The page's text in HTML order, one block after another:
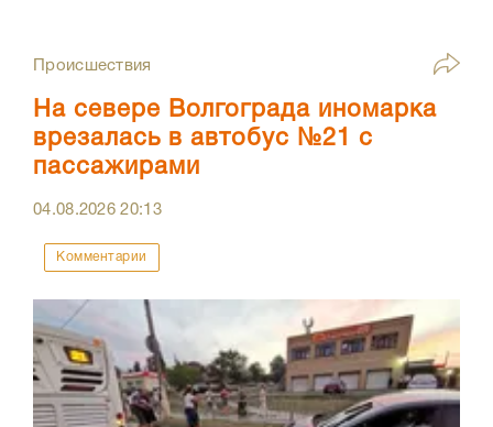
Происшествия
На севере Волгограда иномарка
врезалась в автобус №21 с
пассажирами
04.08.202620:13
Комментарии